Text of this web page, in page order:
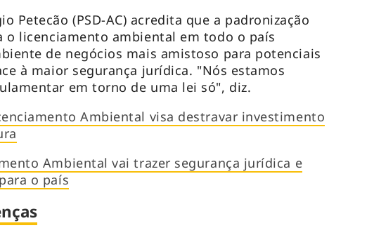
Petecão (PSD-AC) acredita que a padronização
o licenciamento ambiental em todo o país
de negócios mais amistoso para potenciais
à maior segurança jurídica. "Nós estamos
em torno de uma lei só", diz.
Ambiental visa destravar investimento
Ambiental vai trazer segurança jurídica e
o país